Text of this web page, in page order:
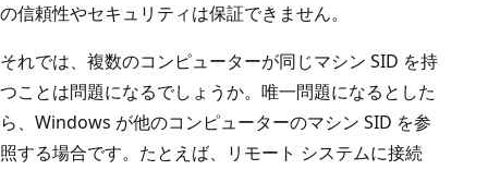
の信頼性やセキュリティは保証できません。
それでは、複数のコンピューターが同じマシン SID を持
つことは問題になるでしょうか。唯一問題になるとした
ら、Windows が他のコンピューターのマシン SID を参
照する場合です。たとえば、リモート システムに接続